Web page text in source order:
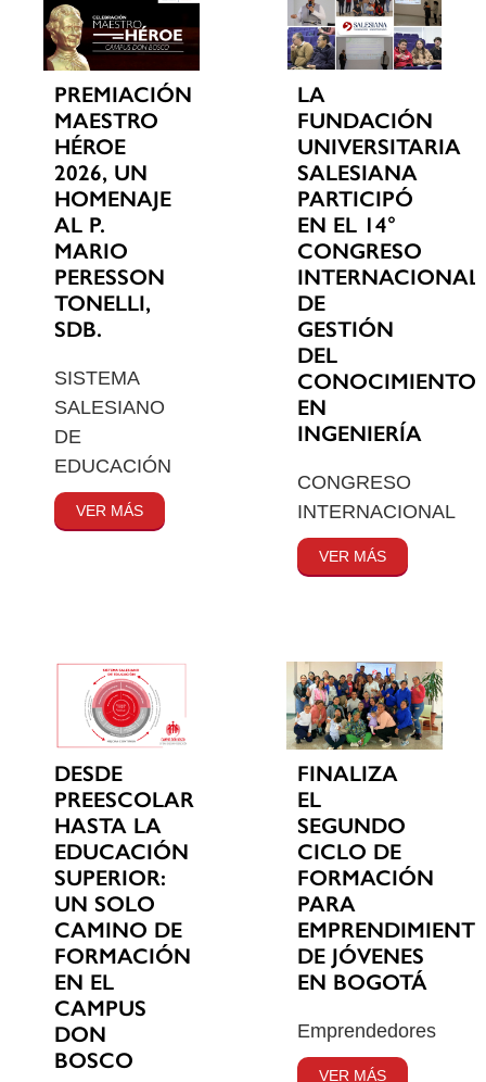
PREMIACIÓN
MAESTRO
HÉROE
2026, UN
HOMENAJE
AL P.
MARIO
PERESSON
TONELLI,
SDB.
SISTEMA
SALESIANO
DE
EDUCACIÓN
VER MÁS
LA
FUNDACIÓN
UNIVERSITARIA
SALESIANA
PARTICIPÓ
EN EL 14°
CONGRESO
INTERNACIONAL
DE
GESTIÓN
DEL
CONOCIMIENTO
EN
INGENIERÍA
CONGRESO
INTERNACIONAL
VER MÁS
DESDE
PREESCOLAR
HASTA LA
EDUCACIÓN
SUPERIOR:
UN SOLO
CAMINO DE
FORMACIÓN
EN EL
CAMPUS
DON
BOSCO
FINALIZA
EL
SEGUNDO
CICLO DE
FORMACIÓN
PARA
DE JÓVENES
EN BOGOTÁ
Emprendedores
VER MÁS